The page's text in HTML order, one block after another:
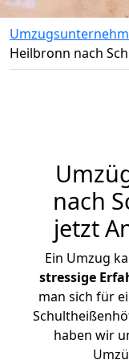
Heilbronn nach
nach
jetzt
Ein Umzug
stressige
man sich für
haben wir